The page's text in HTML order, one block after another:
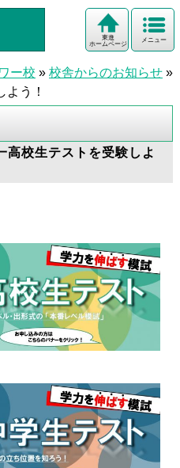
メニュー
東進
ホームページ
ー校 » 校舎からのお知らせ »
う！
校生テストを受験しよ